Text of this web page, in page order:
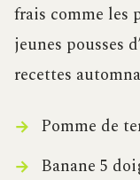
frais comme les
jeunes pousses
recettes
Pomme de
Banane 5